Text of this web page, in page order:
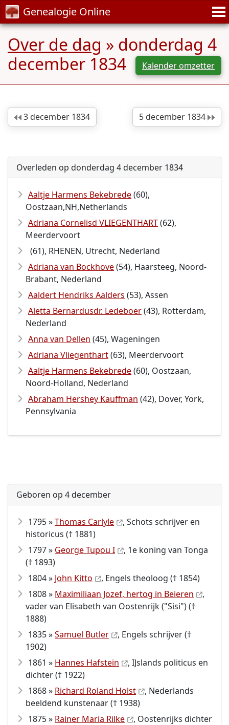
Genealogie Online
Over de dag » donderdag 4
december 1834
Kalender omzetter
5 december 1834
3 december 1834
Overleden op donderdag 4 december 1834
Aaltje Harmens Bekebrede(60),
Oostzaan,NH,Netherlands
Adriana Cornelisd VLIEGENTHART(62),
Meerdervoort
(61), RHENEN, Utrecht, Nederland
Adriana van Bockhove(54), Haarsteeg, Noord-
Brabant, Nederland
Aaldert Hendriks Aalders (53), Assen
Aletta Bernardusdr. Ledeboer(43), Rotterdam,
Nederland
Anna van Dellen (45), Wageningen
Adriana Vliegenthart(63), Meerdervoort
Aaltje Harmens Bekebrede(60), Oostzaan,
Noord-Holland, Nederland
Abraham Hershey Kauffman (42), Dover, York,
Pennsylvania
Geboren op 4 december
1795 »Thomas Carlyle
, Schots schrijver en
historicus († 1881)
1797 » George Tupou I
, 1e koning van Tonga
(† 1893)
1804 » John Kitto
, Engels theoloog († 1854)
1808 » Maximiliaan Jozef, hertog in Beieren
,
vader van Elisabeth van Oostenrijk ("Sisi") (†
1888)
1835 »Samuel Butler
, Engels schrijver (†
1902)
1861 » Hannes Hafstein
, IJslands politicus en
dichter († 1922)
1868 » Richard Roland Holst
, Nederlands
beeldend kunstenaar († 1938)
1875 » Rainer Maria Rilke
, Oostenrijks dichter